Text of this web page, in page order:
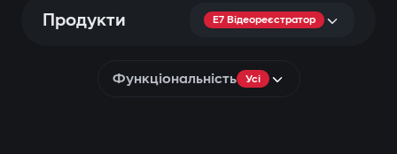
Продукти E7 Відеореєстратор
Функціональність Усі